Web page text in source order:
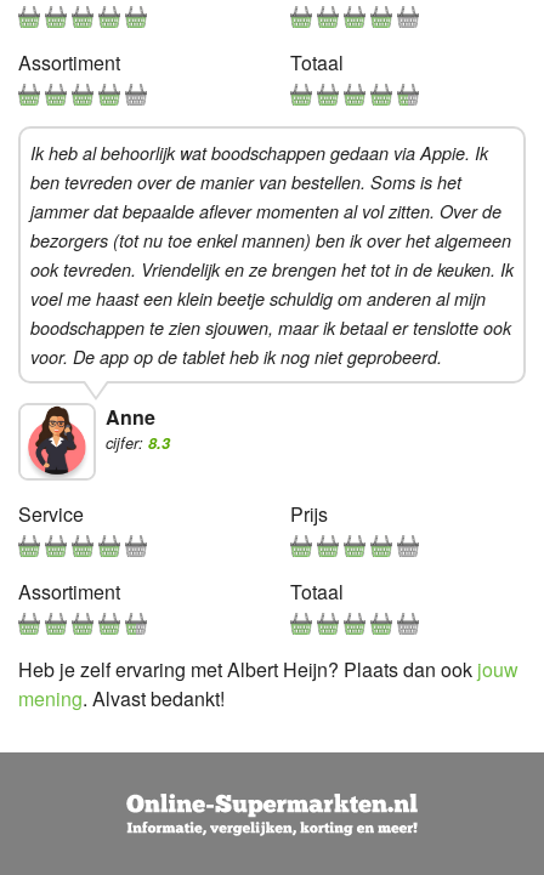
Assortiment Totaal
Ik heb al behoorlijk wat boodschappen gedaan via Appie. Ik
ben tevreden over de manier van bestellen. Soms is het
jammer dat bepaalde aflever momenten al vol zitten. Over de
bezorgers (tot nu toe enkel mannen) ben ik over het algemeen
ook tevreden. Vriendelijk en ze brengen het tot in de keuken. Ik
voel me haast een klein beetje schuldig om anderen al mijn
boodschappen te zien sjouwen, maar ik betaal er tenslotte ook
voor. De app op de tablet heb ik nog niet geprobeerd.
Anne
cijfer: 8.3
Service Prijs
Assortiment Totaal
Heb je zelf ervaring met Albert Heijn? Plaats dan ook jouw
mening. Alvast bedankt!